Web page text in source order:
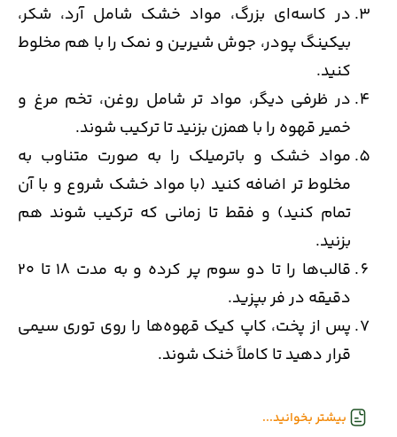
در کاسه‌ای بزرگ، مواد خشک شامل آرد، شکر،
بیکینگ پودر، جوش شیرین و نمک را با هم مخلوط
کنید.
در ظرفی دیگر، مواد تر شامل روغن، تخم مرغ و
خمیر قهوه را با همزن بزنید تا ترکیب شوند.
مواد خشک و باترمیلک را به صورت متناوب به
مخلوط تر اضافه کنید (با مواد خشک شروع و با آن
تمام کنید) و فقط تا زمانی که ترکیب شوند هم
بزنید.
قالب‌ها را تا دو سوم پر کرده و به مدت 18 تا 20
دقیقه در فر بپزید.
پس از پخت، کاپ کیک قهوه‌ها را روی توری سیمی
قرار دهید تا کاملاً خنک شوند.
بیشتر بخوانید...